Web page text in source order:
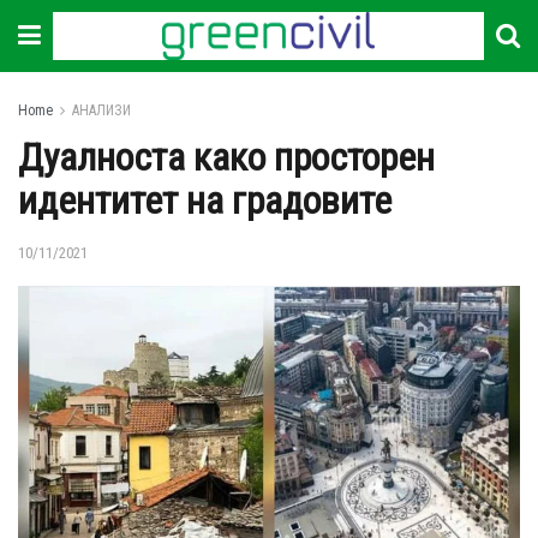
Home АНАЛИЗИ
Дуалноста како просторен
идентитет на градовите
10/11/2021